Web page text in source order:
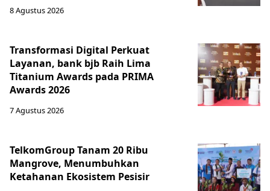
8 Agustus 2026
Transformasi Digital Perkuat
Layanan, bank bjb Raih Lima
Titanium Awards pada PRIMA
Awards 2026
7 Agustus 2026
TelkomGroup Tanam 20 Ribu
Mangrove, Menumbuhkan
Ketahanan Ekosistem Pesisir